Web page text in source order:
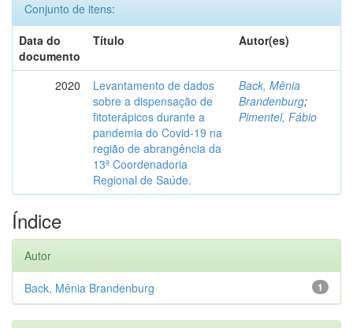
Conjunto de itens:
Data do
documento
Título Autor(es)
2020
Levantamento de dados
sobre a dispensação de
fitoterápicos durante a
pandemia do Covid-19 na
região de abrangência da
13ª Coordenadoria
Regional de Saúde.
Back, Mênia
Brandenburg;
Pimentel, Fábio
Índice
Autor
1
Back, Mênia Brandenburg